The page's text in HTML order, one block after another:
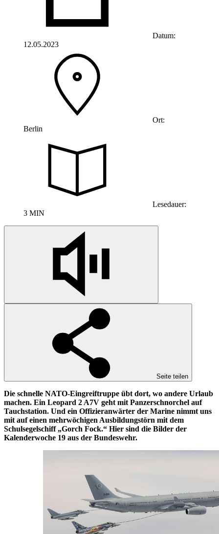
Datum:
12.05.2023
Ort:
Berlin
Lesedauer:
3 MIN
Seite teilen
Die schnelle NATO-Eingreiftruppe übt dort, wo andere Urlaub
machen. Ein Leopard 2 A7V geht mit Panzerschnorchel auf
Tauchstation. Und ein Offizieranwärter der Marine nimmt uns
mit auf einen mehrwöchigen Ausbildungstörn mit dem
Schulsegelschiff „Gorch Fock.“ Hier sind die Bilder der
Kalenderwoche 19 aus der Bundeswehr.